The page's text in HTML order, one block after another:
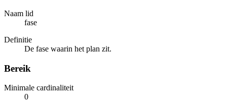
Naam lid
fase
Definitie
De fase waarin het plan zit.
Bereik
Minimale cardinaliteit
0